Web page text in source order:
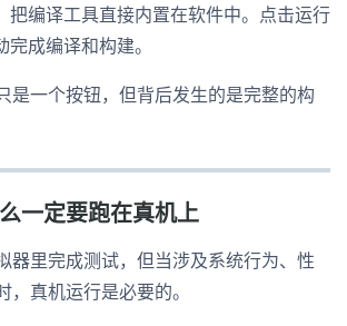
把编译工具直接内置在软件中。点击运行
成编译和构建。
是一个按钮，但背后发生的是完整的构
一定要跑在真机上
器里完成测试，但当涉及系统行为、性
，真机运行是必要的。